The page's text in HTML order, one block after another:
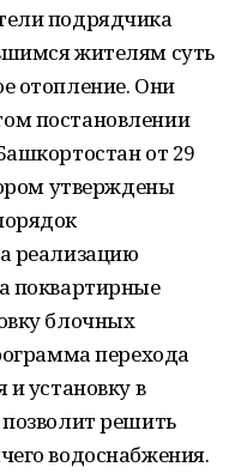
подрядчика
жителям суть
отопление. Они
постановлении
от 29
утверждены
реализацию
поквартирные
блочных
перехода
установку в
решить
водоснабжения.